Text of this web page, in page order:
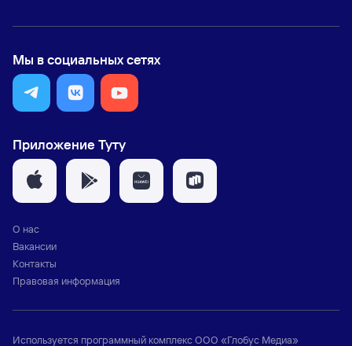
Мы в социальных сетях
Приложение Туту
О нас
Вакансии
Контакты
Правовая информация
Используется программный комплексООО «Глобус Медиа»